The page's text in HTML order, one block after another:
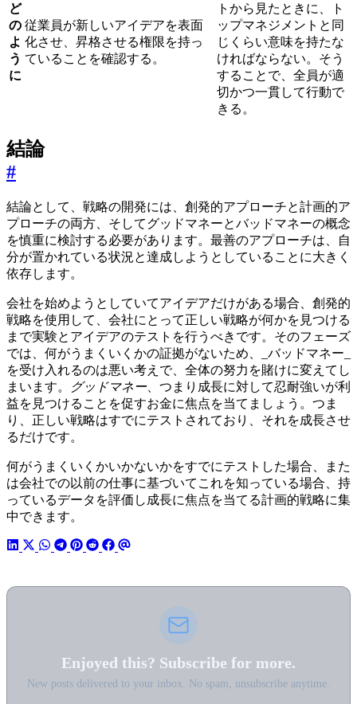
ど
の
よ
う
に
従業員が新しいアイデアを表面
化させ、昇格させる権限を持っ
ていることを確認する。
トから見たときに、ト
ップマネジメントと同
じくらい意味を持たな
ければならない。そう
することで、全員が適
切かつ一貫して行動で
きる。
結論
#
結論として、戦略の開発には、創発的アプローチと計画的ア
プローチの両方、そしてグッドマネーとバッドマネーの概念
を慎重に検討する必要があります。最善のアプローチは、自
分が置かれている状況と達成しようとしていることに大きく
依存します。
会社を始めようとしていてアイデアだけがある場合、創発的
戦略を使用して、会社にとって正しい戦略が何かを見つける
まで実験とアイデアのテストを行うべきです。そのフェーズ
では、何がうまくいくかの証拠がないため、_バッドマネー_
を受け入れるのは悪い考えで、全体の努力を賭けに変えてし
まいます。
グッドマネー、つまり成長に対して忍耐強いが利
益を見つけることを促すお金に焦点を当てましょう。つま
り、正しい戦略はすでにテストされており、それを成長させ
るだけです。
何がうまくいくかいかないかをすでにテストした場合、また
は会社での以前の仕事に基づいてこれを知っている場合、持
っているデータを評価し成長に焦点を当てる計画的戦略に集
中できます。
Enjoyed this? Subscribe for more.
New posts delivered to your inbox. No spam, unsubscribe anytime.